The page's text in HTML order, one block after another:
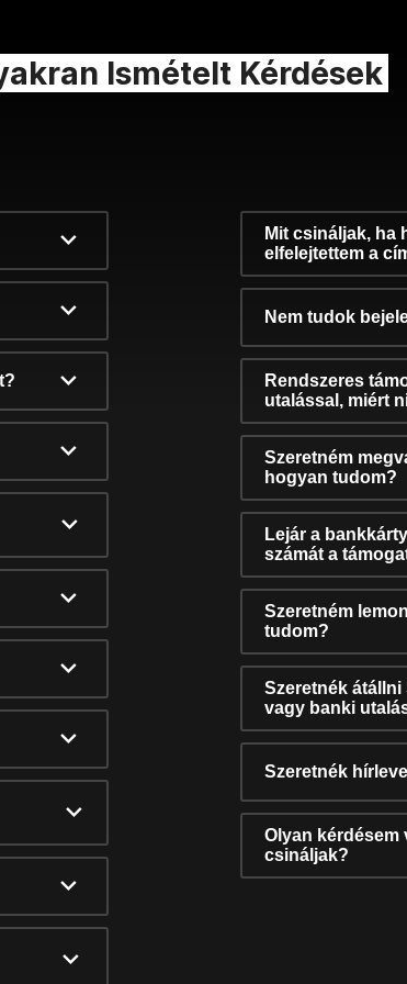
Ismételt Kérdések
Mit csináljak, ha
elfelejtettem a
Nem tudok
Rendszeres
utalással, miért
Szeretném
hogyan tudom?
Lejár a
számát a
Szeretném
tudom?
Szeretnék
vagy banki
Szeretnék
Olyan kérdésem
csináljak?